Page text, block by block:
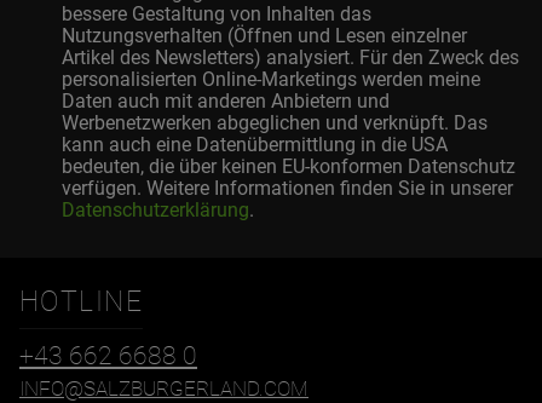
bessere Gestaltung von Inhalten das
Nutzungsverhalten (Öffnen und Lesen einzelner
Artikel des Newsletters) analysiert. Für den Zweck des
personalisierten Online-Marketings werden meine
Daten auch mit anderen Anbietern und
Werbenetzwerken abgeglichen und verknüpft. Das
kann auch eine Datenübermittlung in die USA
bedeuten, die über keinen EU-konformen Datenschutz
verfügen. Weitere Informationen finden Sie in unserer
Datenschutzerklärung.
HOTLINE
+43 662 6688 0
INFO@SALZBURGERLAND.COM